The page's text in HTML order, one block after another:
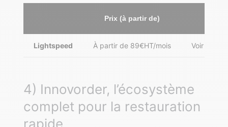
Prix (à partir de)
Lightspeed À partir de 89€HT/mois Voir
4) Innovorder, l’écosystème
complet pour la restauration
rapide